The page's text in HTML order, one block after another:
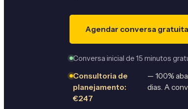
Agendar conversa gratuita
Conversa inicial de 15 minutos
Consultoria de
planejamento:
€247
— 100%
dias. A